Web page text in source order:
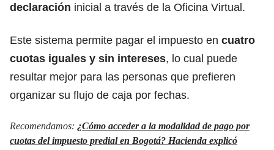
declaración inicial a través de la Oficina Virtual.
Este sistema permite pagar el impuesto en cuatro
cuotas iguales y sin intereses, lo cual puede
resultar mejor para las personas que prefieren
organizar su flujo de caja por fechas.
Recomendamos: ¿Cómo acceder a la modalidad de pago por
cuotas del impuesto predial en Bogotá? Hacienda explicó